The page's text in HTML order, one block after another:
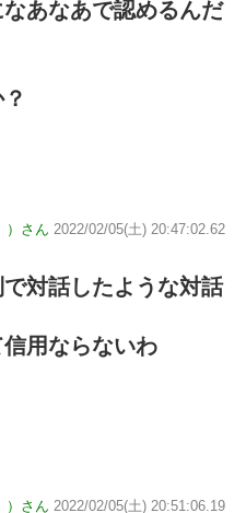
あなあで認めるんだ
）さん 2022/02/05(土) 20:47:02.62
対話したような対話
用ならないわ
）さん 2022/02/05(土) 20:51:06.19